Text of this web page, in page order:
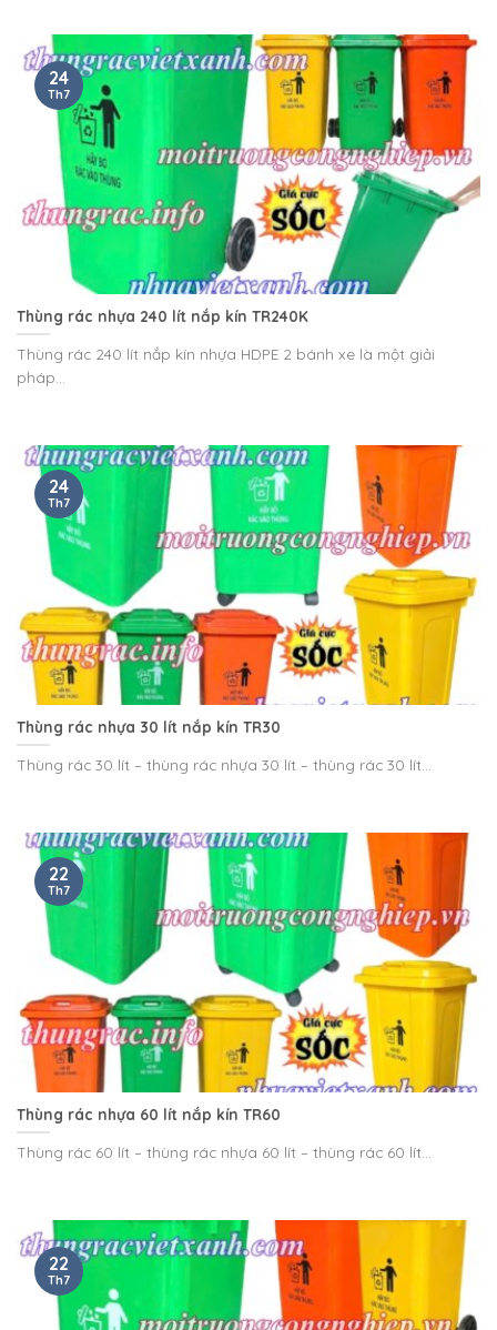
Thùng rác nhựa 240 lít nắp kín TR240K
Thùng rác 240 lít nắp kín nhựa HDPE 2 bánh xe là một giải
pháp...
24
Th7
Thùng rác nhựa 30 lít nắp kín TR30
Thùng rác 30 lít – thùng rác nhựa 30 lít – thùng rác 30 lít...
24
Th7
Thùng rác nhựa 60 lít nắp kín TR60
Thùng rác 60 lít – thùng rác nhựa 60 lít – thùng rác 60 lít...
22
Th7
22
Th7